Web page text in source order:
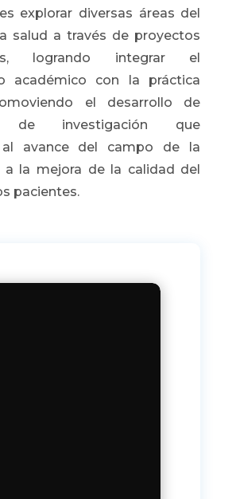
explorar diversas áreas del
salud a través de proyectos
logrando integrar el
académico con la práctica
el desarrollo de
de investigación que
al avance del campo de la
a la mejora de la calidad del
pacientes.